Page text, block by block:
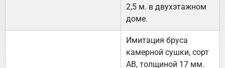
2,5 м. в двухэтажном
доме.
Имитация бруса
камерной сушки, сорт
АВ, толщиной 17 мм.